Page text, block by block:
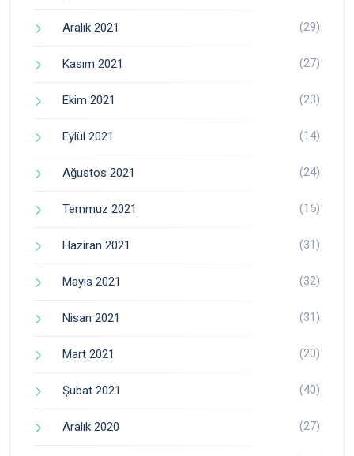
Aralık 2021 (29)
Kasım 2021 (27)
Ekim 2021 (23)
Eylül 2021 (14)
Ağustos 2021 (24)
Temmuz 2021 (15)
Haziran 2021 (31)
Mayıs 2021 (32)
Nisan 2021 (31)
Mart 2021 (20)
Şubat 2021 (40)
Aralık 2020 (27)